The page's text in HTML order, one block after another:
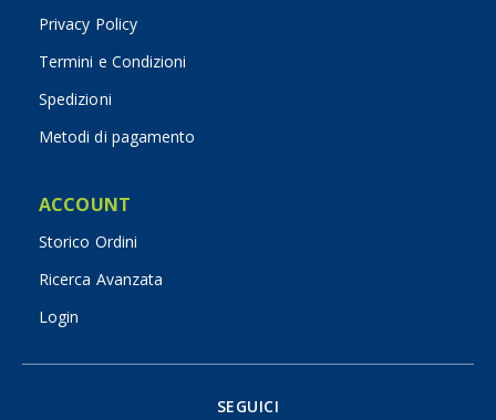
Privacy Policy
Termini e Condizioni
Spedizioni
Metodi di pagamento
ACCOUNT
Storico Ordini
Ricerca Avanzata
Login
SEGUICI